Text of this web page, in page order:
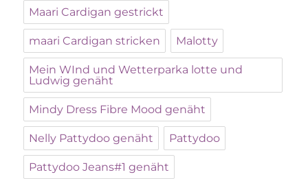
Maari Cardigan gestrickt
maari Cardigan stricken Malotty
Mein WInd und Wetterparka lotte und
Ludwig genäht
Mindy Dress Fibre Mood genäht
Nelly Pattydoo genäht Pattydoo
Pattydoo Jeans#1 genäht